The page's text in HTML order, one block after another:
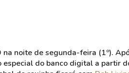
na noite de segunda-feira (1º).
especial do banco digital a partir